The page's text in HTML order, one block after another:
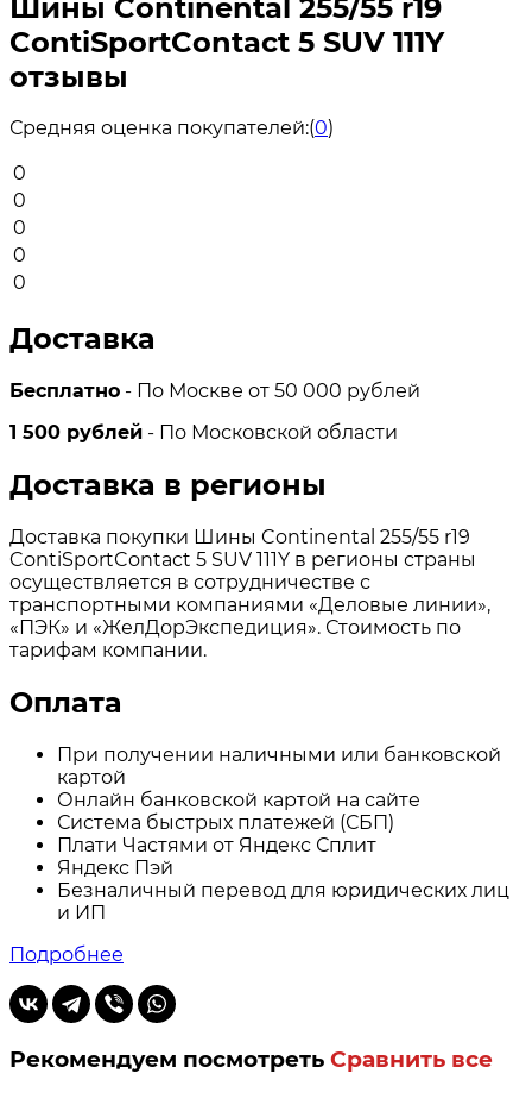
Шины Continental 255/55 r19
ContiSportContact 5 SUV 111Y
отзывы
Средняя оценка покупателей:(0)
0
0
0
0
0
Доставка
Бесплатно - По Москве от 50 000 рублей
1 500 рублей - По Московской области
Доставка в регионы
Доставка покупки Шины Continental 255/55 r19
ContiSportContact 5 SUV 111Y в регионы страны
осуществляется в сотрудничестве с
транспортными компаниями «Деловые линии»,
«ПЭК» и «ЖелДорЭкспедиция». Стоимость по
тарифам компании.
Оплата
При получении наличными или банковской
картой
Онлайн банковской картой на сайте
Система быстрых платежей (СБП)
Плати Частями от Яндекс Сплит
Яндекс Пэй
Безналичный перевод для юридических лиц
и ИП
Подробнее
Рекомендуем посмотреть Сравнить все